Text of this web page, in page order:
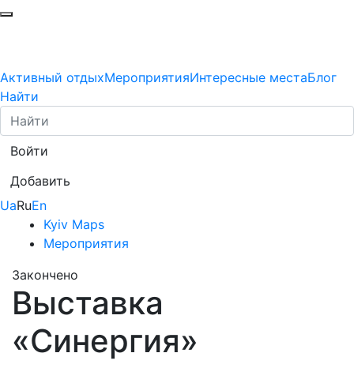
Активный отдыхМероприятияИнтересные местаБлог
Найти
Войти
Добавить
UaRuEn
Kyiv Maps
Мероприятия
Закончено
Выставка
«Синергия»